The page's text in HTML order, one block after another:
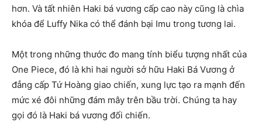
hơn. Và tất nhiên Haki bá vương cấp cao này cũng là chìa
khóa để Luffy Nika có thể đánh bại Imu trong tương lai.
Một trong những thước đo mang tính biểu tượng nhất của
One Piece, đó là khi hai người sở hữu Haki Bá Vương ở
đẳng cấp Tứ Hoàng giao chiến, xung lực tạo ra mạnh đến
mức xé đôi những đám mây trên bầu trời. Chúng ta hay
gọi đó là Haki bá vương đối chiến.